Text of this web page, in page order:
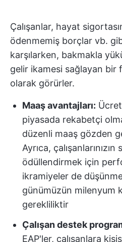
Çalışanlar, hayat
ödenmemiş borçlar vb.
karşılarken, bakmakla
gelir ikamesi sağlayan bir
olarak görürler.
Maaş avantajları:
piyasada rekabetçi
düzenli maaş gözden
Ayrıca, çalışanlarınızın
ödüllendirmek için
ikramiyeler de
günümüzün milenyum
gerekliliktir
Çalışan destek
EAP'ler, çalışanlara